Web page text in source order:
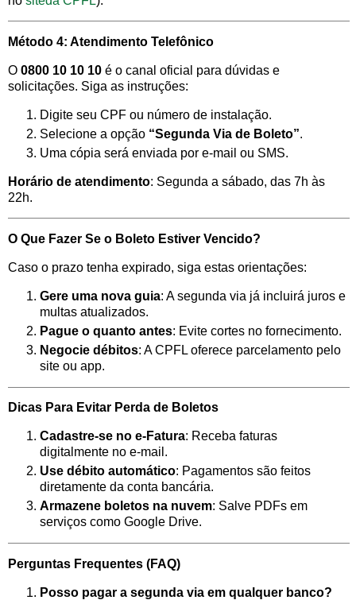
Método 4: Atendimento Telefônico
O 0800 10 10 10 é o canal oficial para dúvidas e
solicitações. Siga as instruções:
Digite seu CPF ou número de instalação.
Selecione a opção “Segunda Via de Boleto”.
Uma cópia será enviada por e-mail ou SMS.
Horário de atendimento: Segunda a sábado, das 7h às
22h.
O Que Fazer Se o Boleto Estiver Vencido?
Caso o prazo tenha expirado, siga estas orientações:
Gere uma nova guia: A segunda via já incluirá juros e
multas atualizados.
Pague o quanto antes: Evite cortes no fornecimento.
Negocie débitos: A CPFL oferece parcelamento pelo
site ou app.
Dicas Para Evitar Perda de Boletos
Cadastre-se no e-Fatura: Receba faturas
digitalmente no e-mail.
Use débito automático: Pagamentos são feitos
diretamente da conta bancária.
Armazene boletos na nuvem: Salve PDFs em
serviços como Google Drive.
Perguntas Frequentes (FAQ)
Posso pagar a segunda via em qualquer banco?